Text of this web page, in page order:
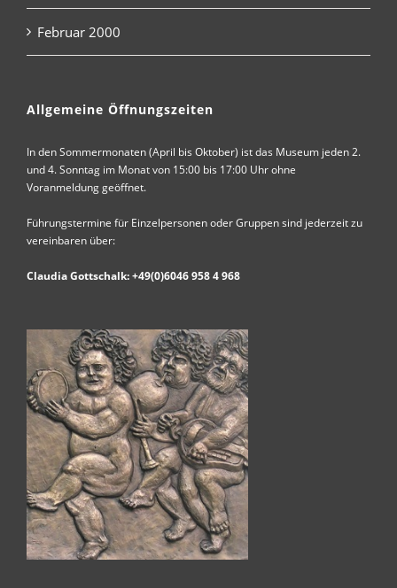
Februar 2000
Allgemeine Öffnungszeiten
In den Sommermonaten (April bis Oktober) ist das Museum jeden 2.
und 4. Sonntag im Monat von 15:00 bis 17:00 Uhr ohne
Voranmeldung geöffnet.
Führungstermine für Einzelpersonen oder Gruppen sind jederzeit zu
vereinbaren über:
Claudia Gottschalk: +49(0)6046 958 4 968